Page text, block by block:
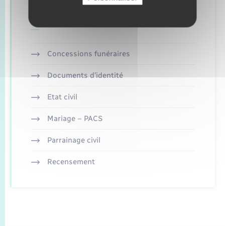
Concessions funéraires
Documents d’identité
Etat civil
Mariage – PACS
Parrainage civil
Recensement